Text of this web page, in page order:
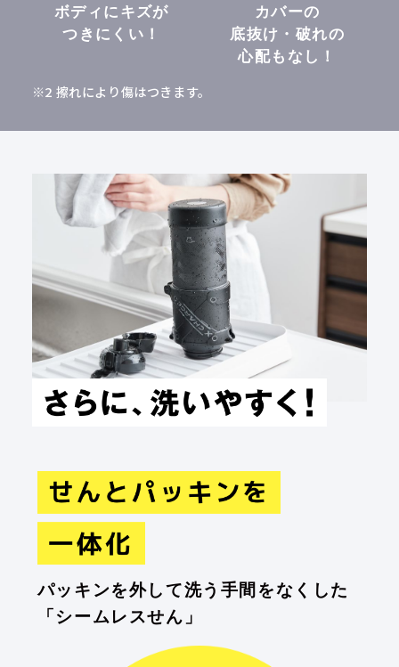
ボディにキズが
つきにくい！
カバーの
底抜け・破れの
心配もなし！
※2 擦れにより傷はつきます。
パッキンを外して洗う手間をなくした
「シームレスせん」